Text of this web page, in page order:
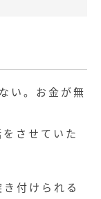
い。お金が無
させていた
付けられる